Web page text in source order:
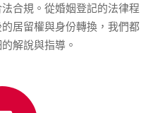
合規。從婚姻登記的法律程
居留權與身份轉換，我們都
解說與指導。